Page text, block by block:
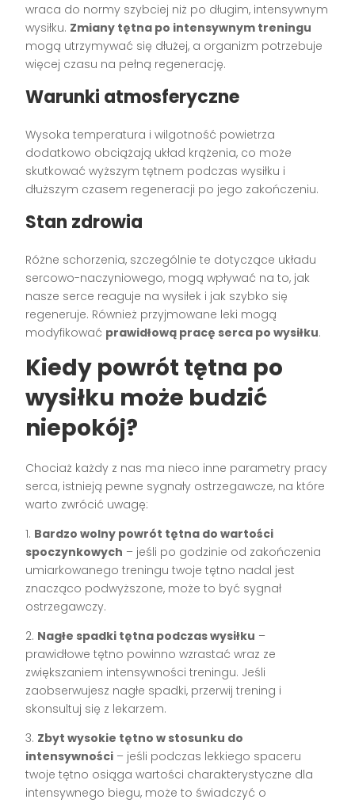
wraca do normy szybciej niż po długim, intensywnym
wysiłku. Zmiany tętna po intensywnym treningu
mogą utrzymywać się dłużej, a organizm potrzebuje
więcej czasu na pełną regenerację.
Warunki atmosferyczne
Wysoka temperatura i wilgotność powietrza
dodatkowo obciążają układ krążenia, co może
skutkować wyższym tętnem podczas wysiłku i
dłuższym czasem regeneracji po jego zakończeniu.
Stan zdrowia
Różne schorzenia, szczególnie te dotyczące układu
sercowo-naczyniowego, mogą wpływać na to, jak
nasze serce reaguje na wysiłek i jak szybko się
regeneruje. Również przyjmowane leki mogą
modyfikować prawidłową pracę serca po wysiłku.
Kiedy powrót tętna po
wysiłku może budzić
niepokój?
Chociaż każdy z nas ma nieco inne parametry pracy
serca, istnieją pewne sygnały ostrzegawcze, na które
warto zwrócić uwagę:
1. Bardzo wolny powrót tętna do wartości
spoczynkowych – jeśli po godzinie od zakończenia
umiarkowanego treningu twoje tętno nadal jest
znacząco podwyższone, może to być sygnał
ostrzegawczy.
2. Nagłe spadki tętna podczas wysiłku –
prawidłowe tętno powinno wzrastać wraz ze
zwiększaniem intensywności treningu. Jeśli
zaobserwujesz nagłe spadki, przerwij trening i
skonsultuj się z lekarzem.
3. Zbyt wysokie tętno w stosunku do
intensywności – jeśli podczas lekkiego spaceru
twoje tętno osiąga wartości charakterystyczne dla
intensywnego biegu, może to świadczyć o